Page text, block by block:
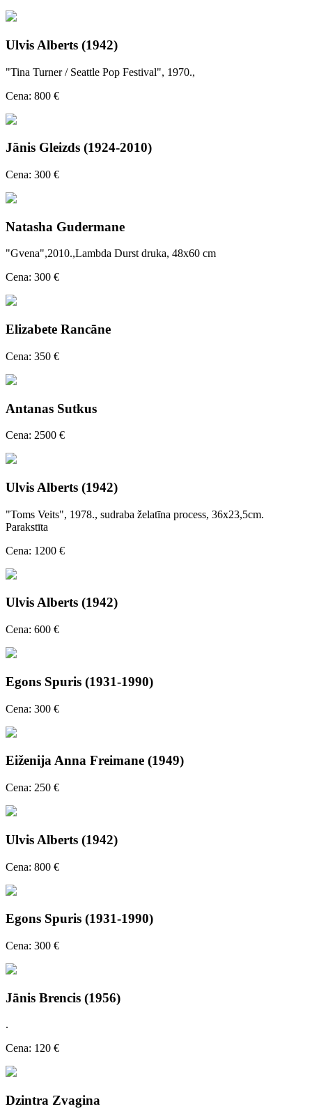
Ulvis Alberts (1942)
"Tina Turner / Seattle Pop Festival", 1970.,
Cena: 800 €
Jānis Gleizds (1924-2010)
Cena: 300 €
Natasha Gudermane
"Gvena",2010.,Lambda Durst druka, 48x60 cm
Cena: 300 €
Elizabete Rancāne
Cena: 350 €
Antanas Sutkus
Cena: 2500 €
Ulvis Alberts (1942)
"Toms Veits", 1978., sudraba želatīna process, 36x23,5cm.
Parakstīta
Cena: 1200 €
Ulvis Alberts (1942)
Cena: 600 €
Egons Spuris (1931-1990)
Cena: 300 €
Eiženija Anna Freimane (1949)
Cena: 250 €
Ulvis Alberts (1942)
Cena: 800 €
Egons Spuris (1931-1990)
Cena: 300 €
Jānis Brencis (1956)
.
Cena: 120 €
Dzintra Zvagina